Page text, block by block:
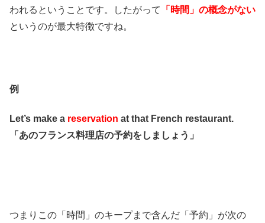
われるということです。したがって
「時間」の概念がない
というのが最大特徴ですね。
例
Let’s make a reservation at that French restaurant.
「あのフランス料理店の予約をしましょう」
つまりこの「時間」のキープまで含んだ「予約」が次の